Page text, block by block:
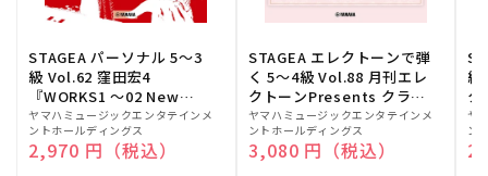
STAGEA パーソナル 5～3
級 Vol.62 窪田宏4
『WORKS1 ～02 New
edition～』
販
売
元:
ヤマハミュージックエンタテインメ
ントホールディングス
通常価格
2,970 円（税込）
STAGEA エレクトーンで弾
く 5～4級 Vol.88 月刊エレ
クトーンPresents クラシ
ック名曲集
販
売
元:
ヤマハミュージックエンタテインメ
ントホールディングス
通常価格
3,080 円（税込）
級
ク
販
売
元:
ヤ
ン